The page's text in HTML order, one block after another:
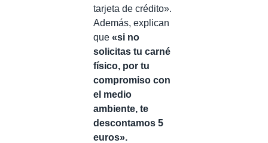
tarjeta de crédito».
Además, explican
que «si no
solicitas tu carné
físico, por tu
compromiso con
el medio
ambiente, te
descontamos 5
euros».